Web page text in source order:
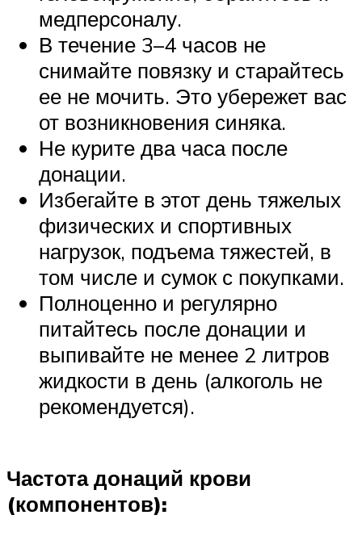
медперсоналу.
В течение 3–4 часов не
снимайте повязку и старайтесь
ее не мочить. Это убережет вас
от возникновения синяка.
Не курите два часа после
донации.
Избегайте в этот день тяжелых
физических и спортивных
нагрузок, подъема тяжестей, в
том числе и сумок с покупками.
Полноценно и регулярно
питайтесь после донации и
выпивайте не менее 2 литров
жидкости в день (алкоголь не
рекомендуется).
Частота донаций крови
(компонентов):